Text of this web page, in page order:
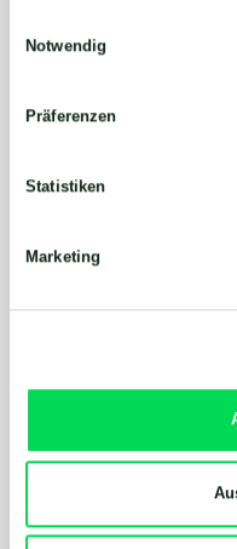
Notwendig
Präferenzen
Statistiken
Marketing
Handhabung-
verhindert. Landia